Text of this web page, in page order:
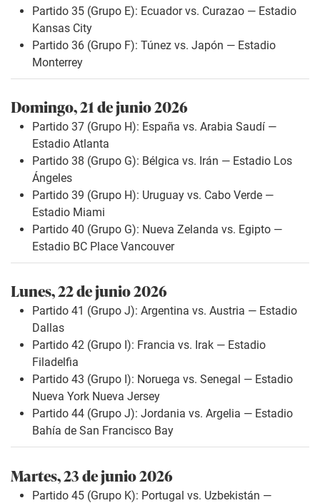
Partido 35 (Grupo E): Ecuador vs. Curazao — Estadio
Kansas City
Partido 36 (Grupo F): Túnez vs. Japón — Estadio
Monterrey
Domingo, 21 de junio 2026
Partido 37 (Grupo H): España vs. Arabia Saudí —
Estadio Atlanta
Partido 38 (Grupo G): Bélgica vs. Irán — Estadio Los
Ángeles
Partido 39 (Grupo H): Uruguay vs. Cabo Verde —
Estadio Miami
Partido 40 (Grupo G): Nueva Zelanda vs. Egipto —
Estadio BC Place Vancouver
Lunes, 22 de junio 2026
Partido 41 (Grupo J): Argentina vs. Austria — Estadio
Dallas
Partido 42 (Grupo I): Francia vs. Irak — Estadio
Filadelfia
Partido 43 (Grupo I): Noruega vs. Senegal — Estadio
Nueva York Nueva Jersey
Partido 44 (Grupo J): Jordania vs. Argelia — Estadio
Bahía de San Francisco Bay
Martes, 23 de junio 2026
Partido 45 (Grupo K): Portugal vs. Uzbekistán —